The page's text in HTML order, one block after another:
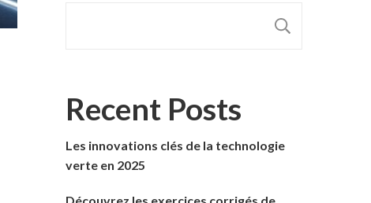
Recent Posts
Les innovations clés de la technologie
verte en 2025